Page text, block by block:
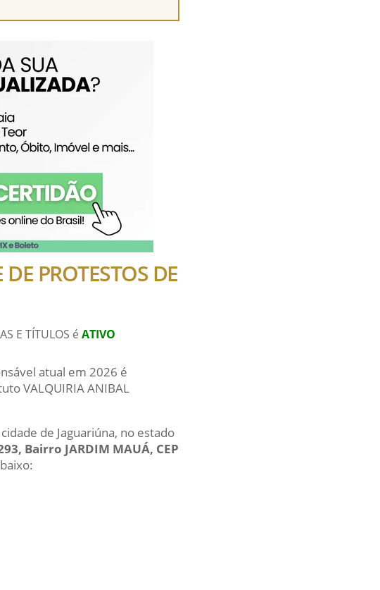
PROTESTOS DE
E TÍTULOS é ATIVO
atual em 2026 é
VALQUIRIA ANIBAL
de Jaguariúna, no estado
Bairro JARDIM MAUÁ, CEP